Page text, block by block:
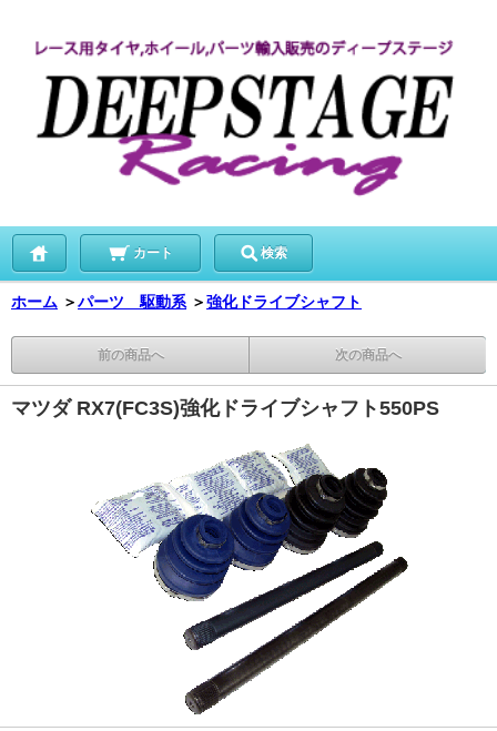
カート 検索
ホーム ＞パーツ 駆動系 ＞強化ドライブシャフト
前の商品へ 次の商品へ
マツダ RX7(FC3S)強化ドライブシャフト550PS